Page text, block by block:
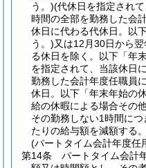
う。)(代休日を指定され
時間の全部を勤務した会
休日に代わる代休日。以
う。)又は12月30日から
る休日を除く。以下「年
を指定されて、当該休日
勤務した会計年度任職員
休日。以下「年末年始の
給の休暇による場合その
その勤務しない1時間につ
たりの給与額を減額する。
(パートタイム会計年度任
第14条
パートタイム会計